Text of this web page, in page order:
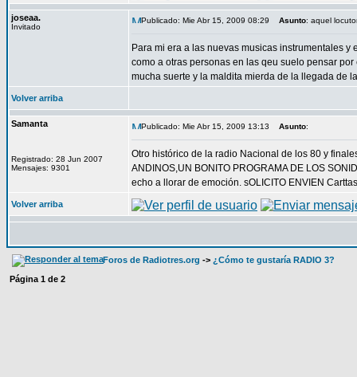
joseaa.
Invitado
Publicado: Mie Abr 15, 2009 08:29 Asunto: aquel
Para mi era a las nuevas musicas instrumentales
como a otras personas en las qeu suelo pensar
mucha suerte y la maldita mierda de la llegada de
Volver arriba
Samanta
Registrado: 28 Jun 2007
Mensajes: 9301
Publicado: Mie Abr 15, 2009 13:13 Asunto:
Otro histórico de la radio Nacional de los 80 y
ANDINOS,UN BONITO PROGRAMA DE LOS
echo a llorar de emoción. sOLICITO ENVIEN
Volver arriba
Foros de Radiotres.org -> ¿Cómo te gustaría RADIO 3?
Página 1 de 2